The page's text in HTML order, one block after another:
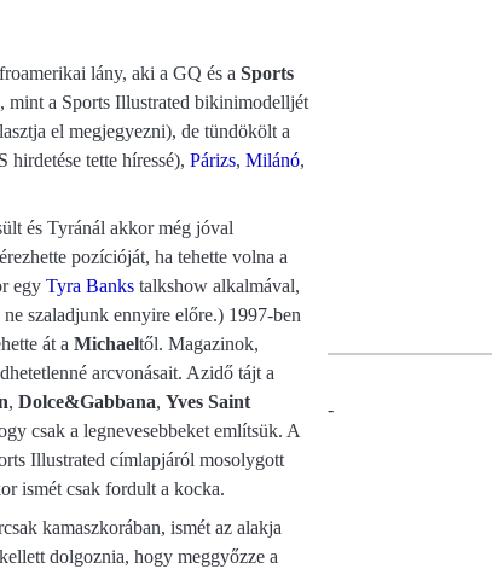
lány, aki a GQ és a Sports
mint a Sports Illustrated bikinimodelljét
el megjegyezni), de tündökölt a
hirdetése tette híressé), Párizs, Milánó,
és Tyránál akkor még jóval
pozícióját, ha tehette volna a
egy Tyra Banks talkshow alkalmával,
szaladjunk ennyire előre.) 1997-ben
át a Michaeltől. Magazinok,
arcvonásait. Azidő tájt a
, Dolce&Gabbana, Yves Saint
csak a legnevesebbeket említsük. A
Illustrated címlapjáról mosolygott
ismét csak fordult a kocka.
kamaszkorában, ismét az alakja
dolgoznia, hogy meggyőzze a
-